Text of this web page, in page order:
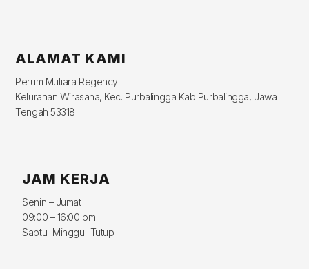
ALAMAT KAMI
Perum Mutiara Regency
Kelurahan Wirasana, Kec. Purbalingga Kab Purbalingga, Jawa
Tengah 53318
JAM KERJA
Senin – Jumat
09:00 – 16:00 pm
Sabtu- Minggu- Tutup